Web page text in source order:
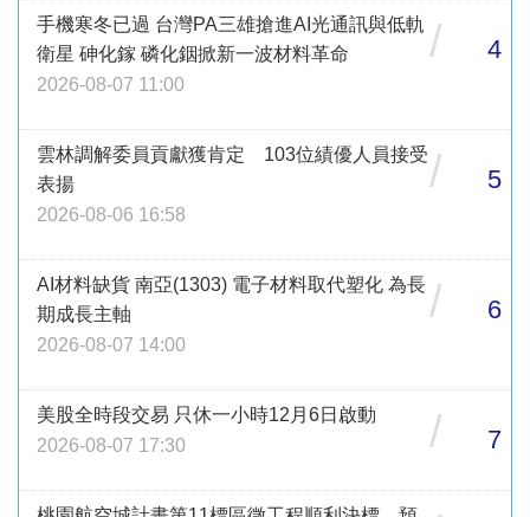
手機寒冬已過 台灣PA三雄搶進AI光通訊與低軌
衛星 砷化鎵 磷化銦掀新一波材料革命
2026-08-07 11:00
/ 4
雲林調解委員貢獻獲肯定 103位績優人員接受
表揚
2026-08-06 16:58
/ 5
AI材料缺貨 南亞(1303) 電子材料取代塑化 為長
期成長主軸
2026-08-07 14:00
/ 6
美股全時段交易 只休一小時12月6日啟動
2026-08-07 17:30
/ 7